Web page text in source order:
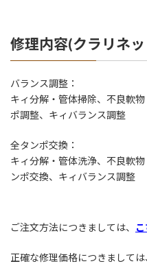
修理内容(クラリネ
バランス調整：
キィ分解・管体掃除、不良軟
ポ調整、キィバランス調整
全タンポ交換：
キィ分解・管体洗浄、不良軟
ンポ交換、キィバランス調整
ご注文方法につきましては、
正確な修理価格につきまして